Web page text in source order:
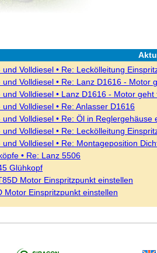
Volldiesel • Re: Leckölleitung
und Volldiesel • Re: Lanz D1616 - Motor
und Volldiesel • Lanz D1616 - Motor geht
Volldiesel • Re: Anlasser D1616
und Volldiesel • Re: Öl in Reglergehäuse
Volldiesel • Re: Leckölleitung
und Volldiesel • Re: Montageposition
• Re: Lanz 5506
Glühkopf
Motor Einspritzpunkt einstellen
Motor Einspritzpunkt einstellen